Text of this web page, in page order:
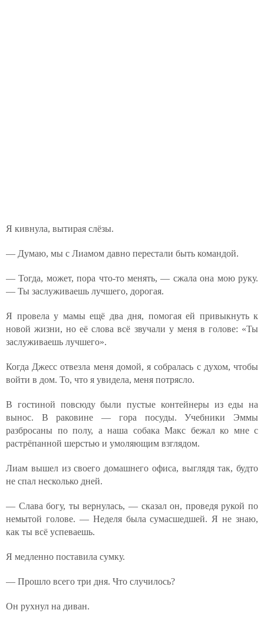
Я кивнула, вытирая слёзы.
— Думаю, мы с Лиамом давно перестали быть командой.
— Тогда, может, пора что-то менять, — сжала она мою руку.
— Ты заслуживаешь лучшего, дорогая.
Я провела у мамы ещё два дня, помогая ей привыкнуть к
новой жизни, но её слова всё звучали у меня в голове: «Ты
заслуживаешь лучшего».
Когда Джесс отвезла меня домой, я собралась с духом, чтобы
войти в дом. То, что я увидела, меня потрясло.
В гостиной повсюду были пустые контейнеры из еды на
вынос. В раковине — гора посуды. Учебники Эммы
разбросаны по полу, а наша собака Макс бежал ко мне с
растрёпанной шерстью и умоляющим взглядом.
Лиам вышел из своего домашнего офиса, выглядя так, будто
не спал несколько дней.
— Слава богу, ты вернулась, — сказал он, проведя рукой по
немытой голове. — Неделя была сумасшедшей. Я не знаю,
как ты всё успеваешь.
Я медленно поставила сумку.
— Прошло всего три дня. Что случилось?
Он рухнул на диван.